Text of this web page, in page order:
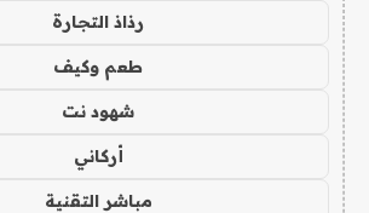
رذاذ التجارة
طعم وكيف
شهود نت
أركاني
مباشر التقنية